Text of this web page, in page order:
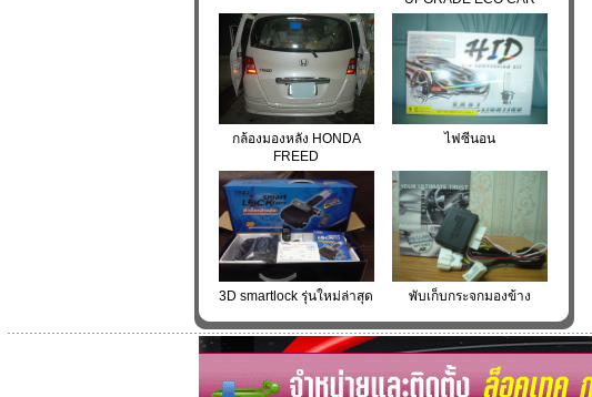
กล้องมองหลัง HONDA
FREED
ไฟซีนอน
3D smartlock รุ่นใหม่ล่าสุด พับเก็บกระจกมองข้าง